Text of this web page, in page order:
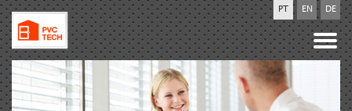
PT EN DE